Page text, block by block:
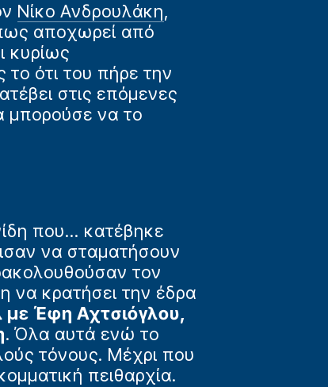
Νίκο Ανδρουλάκη,
αποχωρεί από
κυρίως
ότι του πήρε την
στις επόμενες
μπορούσε να το
που... κατέβηκε
να σταματήσουν
τον
να κρατήσει την έδρα
με Έφη Αχτσιόγλου,
. Όλα αυτά ενώ το
τόνους. Μέχρι που
πειθαρχία.